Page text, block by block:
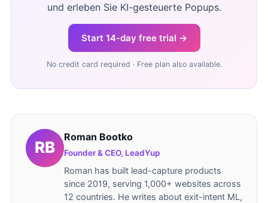
und erleben Sie KI-gesteuerte Popups.
Start 14-day free trial →
No credit card required · Free plan also available.
Roman Bootko
Founder & CEO, LeadYup
Roman has built lead-capture products
since 2019, serving 1,000+ websites across
12 countries. He writes about exit-intent ML,